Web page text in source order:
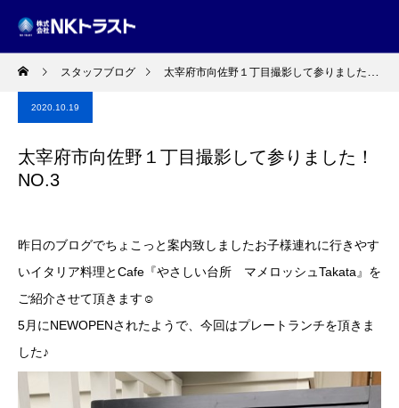
スタッフブログ 太宰府市向佐野１丁目撮影して参りました！NO.3
2020.10.19
太宰府市向佐野１丁目撮影して参りました！
NO.3
昨日のブログでちょこっと案内致しましたお子様連れに行きやす
いイタリア料理とCafe『やさしい台所 マメロッシュTakata』を
ご紹介させて頂きます☺
5月にNEWOPENされたようで、今回はプレートランチを頂きま
した♪